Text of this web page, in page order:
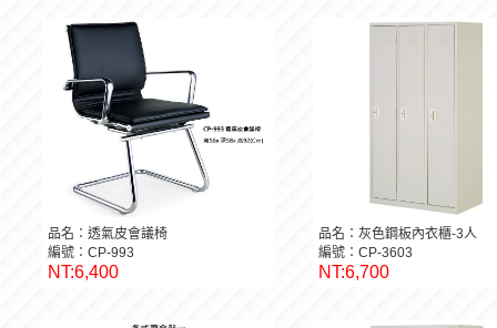
品名：透氣皮會議椅
編號：CP-993
NT:6,400
品名：灰色鋼板內衣櫃-3人
編號：CP-3603
NT:6,700